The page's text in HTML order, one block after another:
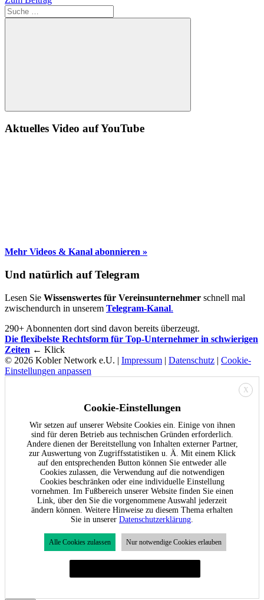
Suche
Aktuelles Video auf YouTube
Mehr Videos & Kanal abonnieren »
Und natürlich auf Telegram
Lesen Sie Wissenswertes für Vereinsunternehmer schnell mal
zwischendurch in unserem Telegram-Kanal.
290+ Abonnenten dort sind davon bereits überzeugt.
Die flexibelste Rechtsform für Top-Unternehmer in schwierigen
Zeiten ← Klick
© 2026 Kobler Network e.U. | Impressum | Datenschutz | Cookie-
Einstellungen anpassen
X
Cookie-Einstellungen
Wir setzen auf unserer Website Cookies ein. Einige von ihnen
sind für deren Betrieb aus technischen Gründen erforderlich.
Andere dienen der Bereitstellung von Inhalten externer Partner,
zur Auswertung von Zugriffsstatistiken u. Ä. Mit einem Klick
auf den entsprechenden Button können Sie entweder alle
Cookies zulassen, die Verwendung auf die notwendigen
Cookies beschränken oder eine individuelle Einstellung
vornehmen. Im Fußbereich unserer Website finden Sie einen
Link, über den Sie die vorgenommene Auswahl jederzeit
ändern können. Weitere Hinweise zu diesem Thema erhalten
Sie in unserer Datenschutzerklärung
Alle Cookies zulassen Nur notwendige Cookies erlauben